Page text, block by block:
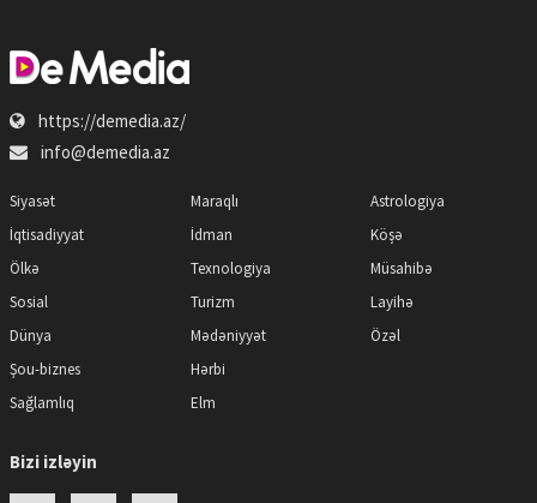
https://demedia.az/
info@demedia.az
Siyasət
İqtisadiyyat
Ölkə
Sosial
Dünya
Şou-biznes
Sağlamlıq
Maraqlı
İdman
Texnologiya
Turizm
Mədəniyyət
Hərbi
Elm
Astrologiya
Köşə
Müsahibə
Layihə
Özəl
Bizi izləyin